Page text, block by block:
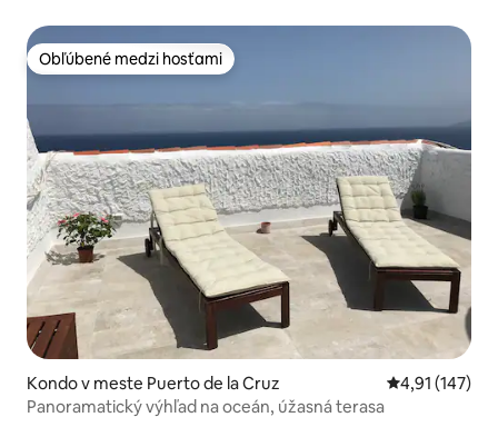
Obľúbené medzi hosťami
Obľúbené medzi hosťami
Kondo v meste Puerto de la Cruz Priemerné
4,91 (147)
Panoramatický výhľad na oceán, úžasná terasa